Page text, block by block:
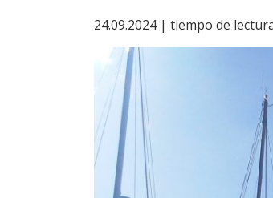
24.09.2024 | tiempo de